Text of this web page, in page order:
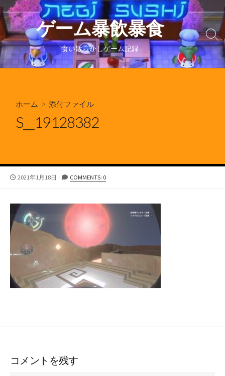
コ
ン
テ
ン
ツ
へ
ゲーム暴飲暴食
食い散らかしゲーム記録
検
索
り
ホーム > 添付ファイル
S__19128382
公
2021年1月18日 COMMENTS: 0
コメントを残す